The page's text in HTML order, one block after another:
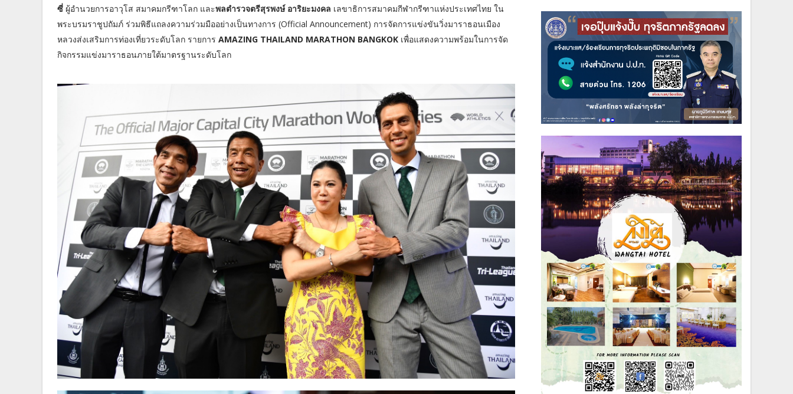
ซี่ ผู้อำนวยการอาวุโส สมาคมกรีฑาโลก และพลตำรวจตรีสุรพงษ์ อาริยะมงคล เลขาธิการสมาคมกีฬากรีฑาแห่งประเทศไทย ใน
พระบรมราชูปถัมภ์ ร่วมพิธีแถลงความร่วมมืออย่างเป็นทางการ (Official Announcement) การจัดการแข่งขันวิ่งมาราธอนเมือง
หลวงส่งเสริมการท่องเที่ยวระดับโลก รายการ AMAZING THAILAND MARATHON BANGKOK เพื่อแสดงความพร้อมในการจัด
กิจกรรมแข่งมาราธอนภายใต้มาตรฐานระดับโลก